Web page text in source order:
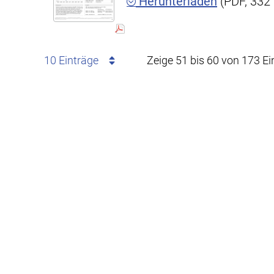
10 Einträge Zeige 51 bis 60 von 173